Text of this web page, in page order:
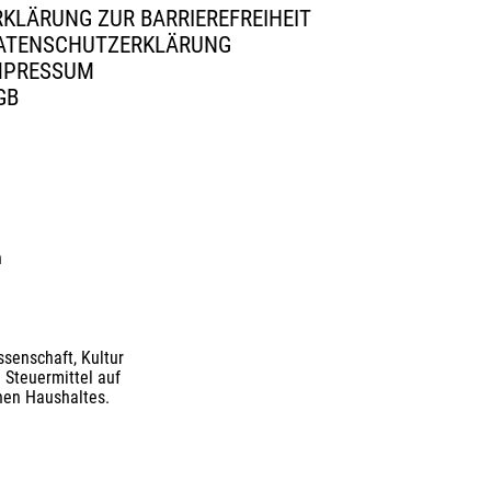
ZUR BARRIEREFREIHEIT
Kultur
Steuermittel auf
Haushaltes.